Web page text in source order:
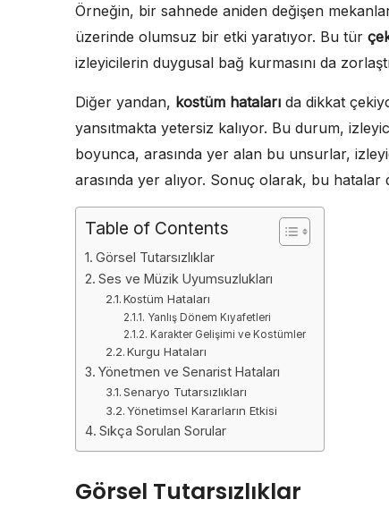
Örneğin, bir sahnede aniden değişen
üzerinde olumsuz bir etki yaratıyor. Bu tür
izleyicilerin duygusal bağ kurmasını da
Diğer yandan, kostüm hataları da dikkat
yansıtmakta yetersiz kalıyor. Bu durum,
boyunca, arasında yer alan bu unsurlar,
arasında yer alıyor. Sonuç olarak, bu
Table of Contents
Görsel Tutarsızlıklar
Ses ve Müzik Uyumsuzlukları
Kostüm Hataları
Yanlış Dönem Kıyafetleri
Karakter Gelişimi ve Kostümler
Kurgu Hataları
Yönetmen ve Senarist Hataları
Senaryo Tutarsızlıkları
Yönetimsel Kararların Etkisi
Sıkça Sorulan Sorular
Görsel Tutarsızlıklar